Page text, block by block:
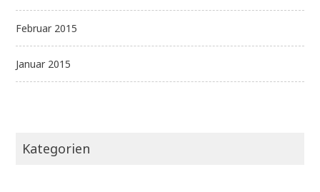
Februar 2015
Januar 2015
Kategorien